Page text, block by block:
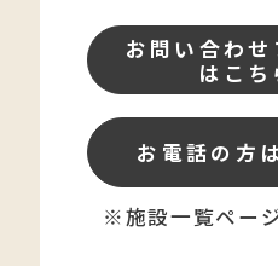
お問い合わせ
はこち
お電話の方
※施設一覧ペー